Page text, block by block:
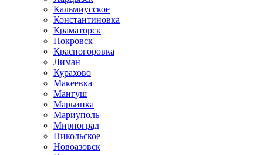
Кальмиусское
Константиновка
Краматорск
Покровск
Красногоровка
Лиман
Курахово
Макеевка
Мангуш
Марьинка
Мариуполь
Мирноград
Никольское
Новоазовск